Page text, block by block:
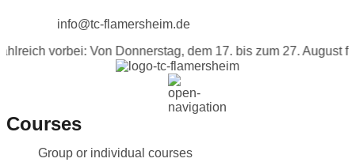
info@tc-flamersheim.de
vorbei: Von Donnerstag, dem 17. bis zum 27. August
Courses
Group or individual courses